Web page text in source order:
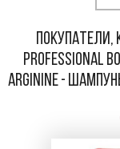
Professional
Arginine -